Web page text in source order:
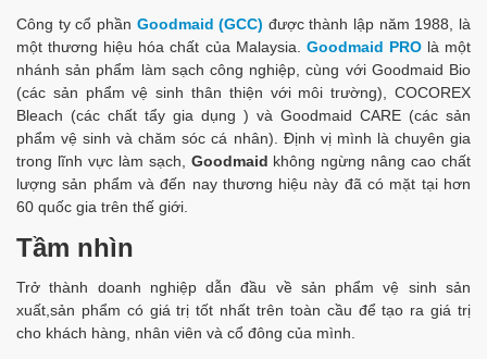
Công ty cổ phần Goodmaid (GCC) được thành lập năm 1988, là
một thương hiệu hóa chất của Malaysia. Goodmaid PROlà một
nhánh sản phẩm làm sạch công nghiệp, cùng với Goodmaid Bio
(các sản phẩm vệ sinh thân thiện với môi trường), COCOREX
Bleach (các chất tẩy gia dụng ) và Goodmaid CARE (các sản
phẩm vệ sinh và chăm sóc cá nhân). Định vị mình là chuyên gia
trong lĩnh vực làm sạch, Goodmaid không ngừng nâng cao chất
lượng sản phẩm và đến nay thương hiệu này đã có mặt tại hơn
60 quốc gia trên thế giới.
Tầm nhìn
Trở thành doanh nghiệp dẫn đầu về sản phẩm vệ sinh sản
xuất,sản phẩm có giá trị tốt nhất trên toàn cầu để tạo ra giá trị
cho khách hàng, nhân viên và cổ đông của mình.